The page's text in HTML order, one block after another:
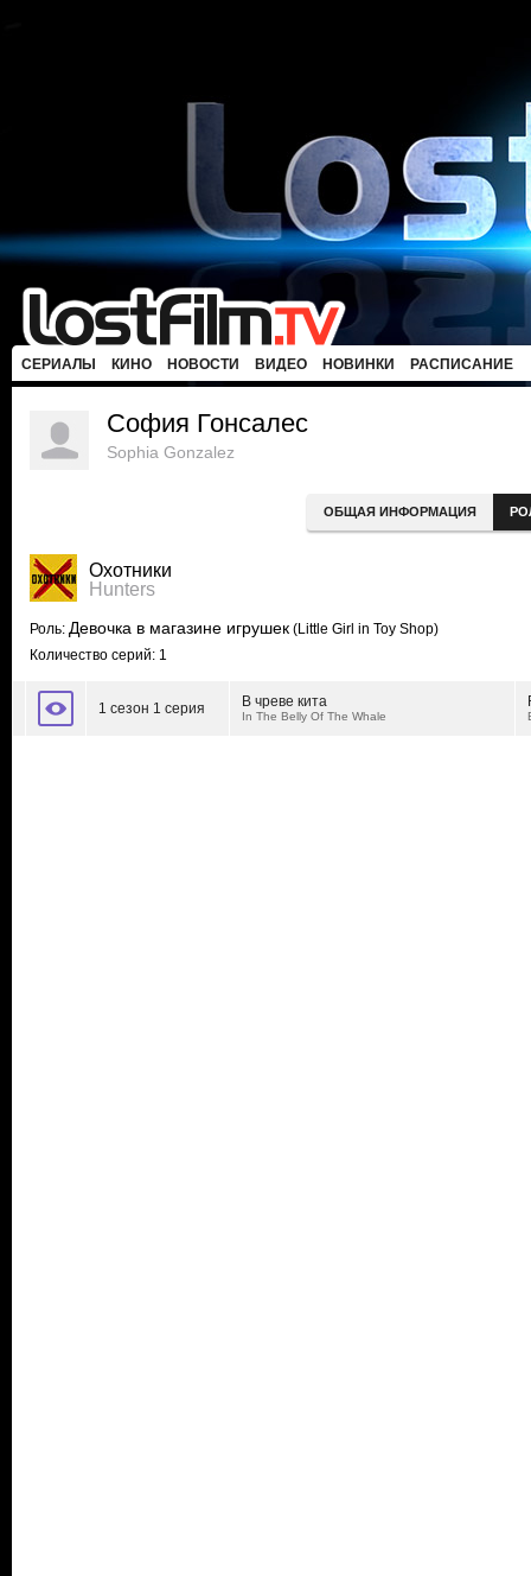
СЕРИАЛЫ КИНО НОВОСТИ ВИДЕО НОВИНКИ РАСПИСАНИЕ
София Гонсалес
Sophia Gonzalez
ОБЩАЯ ИНФОРМАЦИЯ
Охотники
Hunters
Роль: Девочка в магазине игрушек (Little Girl in Toy Shop)
Количество серий: 1
1 сезон 1 серия В чреве кита
In The Belly Of The Whale